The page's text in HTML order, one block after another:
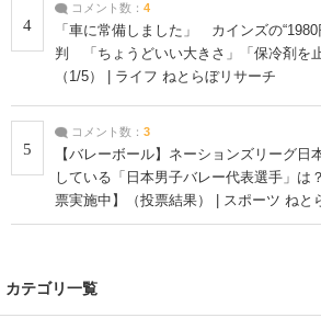
4
コメント数： 4
「車に常備しました」 カインズの
判 「ちょうどいい大きさ」「保冷剤を
（1/5） | ライフ ねとらぼリサーチ
5
コメント数： 3
【バレーボール】ネーションズリーグ日
している「日本男子バレー代表選手」は
票実施中】（投票結果） | スポーツ ねと
カテゴリ一覧